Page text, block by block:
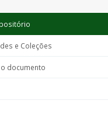
e Coleções
documento